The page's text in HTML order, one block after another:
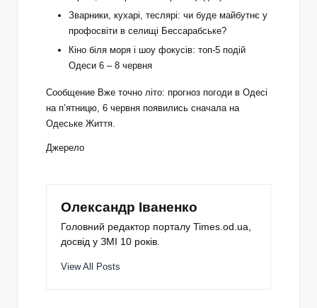
Зварники, кухарі, теслярі: чи буде майбутнє у
профосвіти в селищі Бессарабське?
Кіно біля моря і шоу фокусів: топ-5 подій
Одеси 6 – 8 червня
Сообщение Вже точно літо: прогноз погоди в Одесі
на п’ятницю, 6 червня появились сначала на
Одеське Життя.
Джерело
Олександр Іваненко
Головний редактор порталу Times.od.ua,
досвід у ЗМІ 10 років.
View All Posts